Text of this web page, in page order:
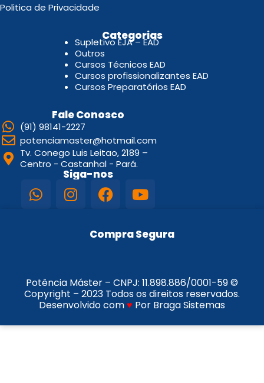
Politica de Privacidade
Categorias
Supletivo EJA – EAD
Outros
Cursos Técnicos EAD
Cursos profissionalizantes EAD
Cursos Preparatórios EAD
Fale Conosco
(91) 98141-2227
potenciamaster@hotmail.com
Tv. Conego Luis Leitao, 2189 –
Centro - Castanhal - Pará.
Siga-nos
Compra Segura
Potência Máster – CNPJ: 11.898.886/0001-59©
Copyright – 2023 Todos os direitos reservados.
Desenvolvido com♥ Por Braga Sistemas